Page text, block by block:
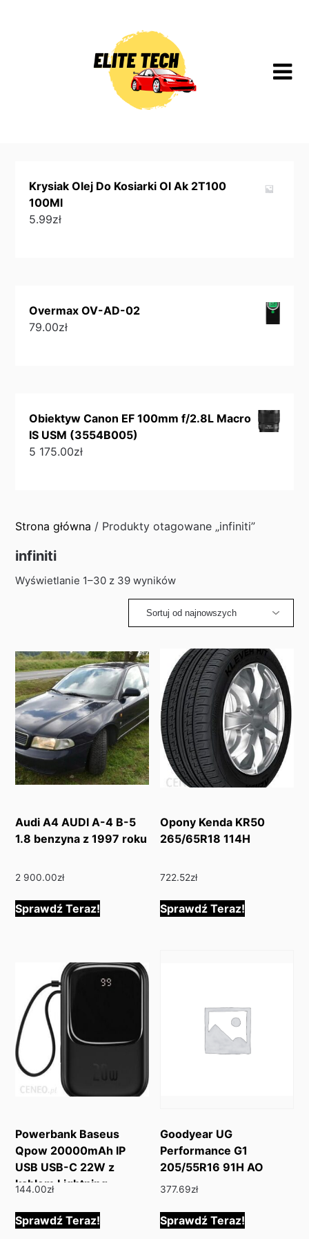
Krysiak Olej Do Kosiarki Ol Ak 2T100
100Ml
5.99zł
Overmax OV-AD-02
79.00zł
Obiektyw Canon EF 100mm f/2.8L Macro
IS USM (3554B005)
5 175.00zł
Strona główna / Produkty otagowane „infiniti”
infiniti
Wyświetlanie 1–30 z 39 wynikówSorted
latest
Audi A4 AUDI A-4 B-5
1.8 benzyna z 1997 roku
2 900.00zł
Sprawdź Teraz!
Opony Kenda KR50
265/65R18 114H
722.52zł
Sprawdź Teraz!
Powerbank Baseus
Qpow 20000mAh IP
USB USB-C 22W z
kablem Lightning
144.00zł
Sprawdź Teraz!
Goodyear UG
Performance G1
205/55R16 91H AO
377.69zł
Sprawdź Teraz!